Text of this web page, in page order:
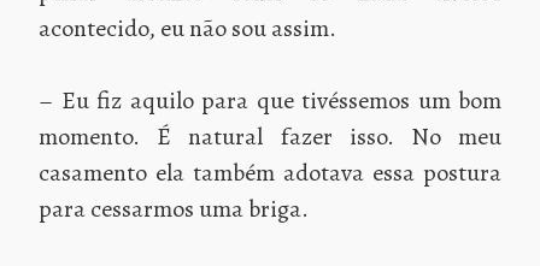
acontecido, eu não sou assim.
– Eu fiz aquilo para que tivéssemos um bom
momento. É natural fazer isso. No meu
casamento ela também adotava essa postura
para cessarmos uma briga.